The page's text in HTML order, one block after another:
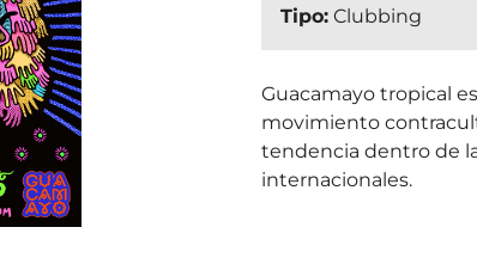
Tipo:Clubbing
Guacamayo tropical
movimiento
tendencia dentro de
internacionales.